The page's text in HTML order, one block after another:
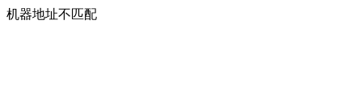
机器地址不匹配